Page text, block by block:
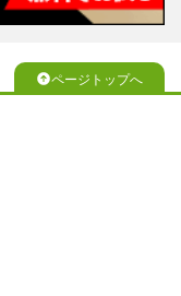
ページトップへ